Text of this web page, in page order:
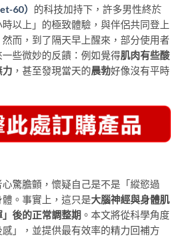
60） 的科技加持下，許多男性終於
以上」的極致體驗，與伴侶共同登上
而，到了隔天早上醒來，部分使用者
些微妙的反饋：例如覺得肌肉有些酸
力 ，甚至發現當天的晨勃好像沒有平時
驚膽顫，懷疑自己是不是「縱慾過
。事實上，這只是大腦神經與身體肌
後的正常調整期 。本文將從科學角度
」，並提供最有效率的精力回補方